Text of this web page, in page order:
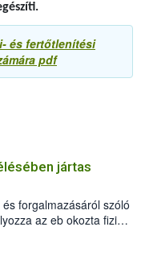
és fertőtlenítési
pdf
jártas
forgalmazásáról szóló
az eb okozta fizikai
felmerülő
eb tartását és annak